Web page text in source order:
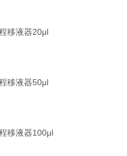
移液器20μl
移液器50μl
移液器100μl